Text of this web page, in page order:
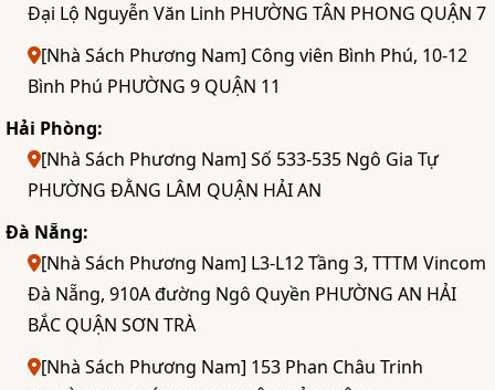
Đại Lộ Nguyễn Văn Linh PHƯỜNG TÂN PHONG QUẬN 7
[Nhà Sách Phương Nam] Công viên Bình Phú, 10-12
Bình Phú PHƯỜNG 9 QUẬN 11
Hải Phòng:
[Nhà Sách Phương Nam] Số 533-535 Ngô Gia Tự
PHƯỜNG ĐẰNG LÂM QUẬN HẢI AN
Đà Nẵng:
[Nhà Sách Phương Nam] L3-L12 Tầng 3, TTTM Vincom
Đà Nẵng, 910A đường Ngô Quyền PHƯỜNG AN HẢI
BẮC QUẬN SƠN TRÀ
[Nhà Sách Phương Nam] 153 Phan Châu Trinh